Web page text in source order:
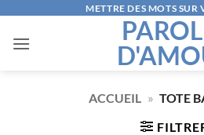
contenu
METTRE DES MOTS SUR
ACCUEIL » TOTE